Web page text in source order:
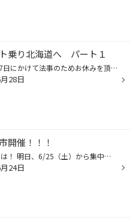
乗り北海道へ パート１
25日～27日にかけて法事のためお休みを頂き北海道に行ってきました～ 法事って聞くと暗く感じるかもしれませんが櫻庭家の家系は堅苦しくしないって感じでした 初日はほぼ移動で終わり新千歳に着いた時に前から欲しかった北海道のＩＣカード(Ｋｉｔａｋａ)を買いました！ ちなみにこのカードの描かれ...
28日
開催！！！
こんにちは！ 明日、6/25（土）から集中得市！！！ 今回は２５周年誕生祭と同時開催です！！ 期間中ご来店のお客様に紙兎ロペうちわプレゼント！ さらに、 タイヤ４本（税込21,600円以上）ご購入のお客様に ＢＢＱグッズプレゼントー！！！ さらにさらにー！！！ 後は店頭にて! ご来店お待ちしてお...
24日